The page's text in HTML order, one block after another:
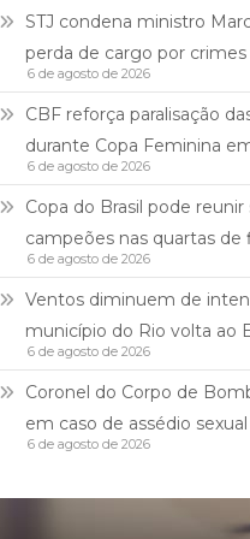
STJ condena ministro
perda de cargo por crimes
6 de agosto de 2026
CBF reforça paralisação
durante Copa Feminina
6 de agosto de 2026
Copa do Brasil pode
campeões nas quartas de
6 de agosto de 2026
Ventos diminuem de
município do Rio volta ao
6 de agosto de 2026
Coronel do Corpo de
em caso de assédio sexual
6 de agosto de 2026